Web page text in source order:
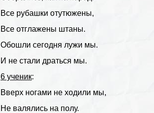
Все рубашки отутюжены,
Все отглажены штаны.
Обошли сегодня лужи мы.
И не стали драться мы.
6 ученик:
Вверх ногами не ходили мы,
Не валялись на полу.